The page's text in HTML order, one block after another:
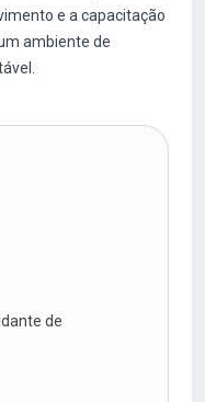
e a capacitação
ambiente de
de